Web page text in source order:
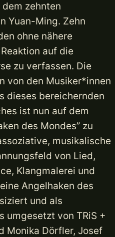
dem zehnten
Yuan-Ming. Zehn
ohne nähere
auf die
zu verfassen. Die
von den Musiker*innen
dieses bereichernden
ist nun auf dem
des Mondes” zu
musikalische
von Lied,
Klangmalerei und
Angelhaken des
und als
umgesetzt von TRiS +
Monika Dörfler, Josef